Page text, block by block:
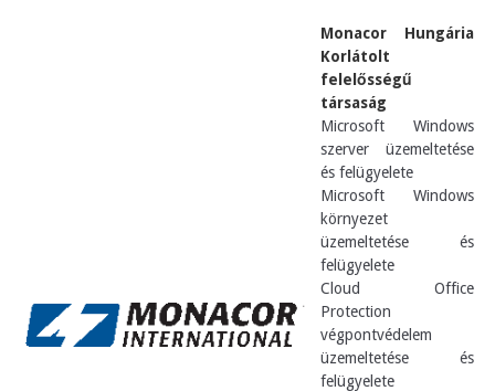
Monacor Hungária
Korlátolt
felelősségű
társaság
Microsoft Windows
szerver üzemeltetése
és felügyelete
Microsoft Windows
környezet
üzemeltetése és
felügyelete
Cloud Office
Protection
végpontvédelem
üzemeltetése és
felügyelete